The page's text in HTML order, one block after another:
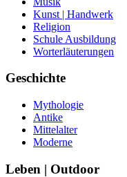
Kunst | Handwerk
Religion
Schule Ausbildung
Worterläuterungen
Geschichte
Mythologie
Antike
Mittelalter
Moderne
Leben | Outdoor